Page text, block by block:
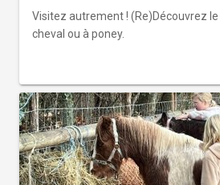
Visitez autrement ! (Re)Découvrez
cheval ou à poney.